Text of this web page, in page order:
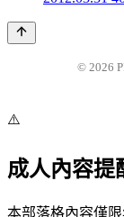
© 2026
⚠️
成人內容提
本部落格內容僅